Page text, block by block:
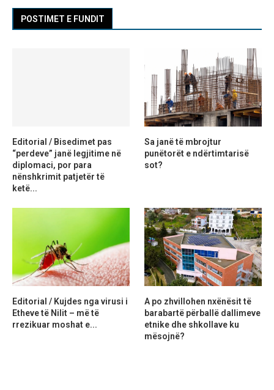
POSTIMET E FUNDIT
Editorial / Bisedimet pas
“perdeve” janë legjitime në
diplomaci, por para
nënshkrimit patjetër të
ketë...
Sa janë të mbrojtur
punëtorët e ndërtimtarisë
sot?
Editorial / Kujdes nga virusi i
Etheve të Nilit – më të
rrezikuar moshat e...
A po zhvillohen nxënësit të
barabartë përballë dallimeve
etnike dhe shkollave ku
mësojnë?